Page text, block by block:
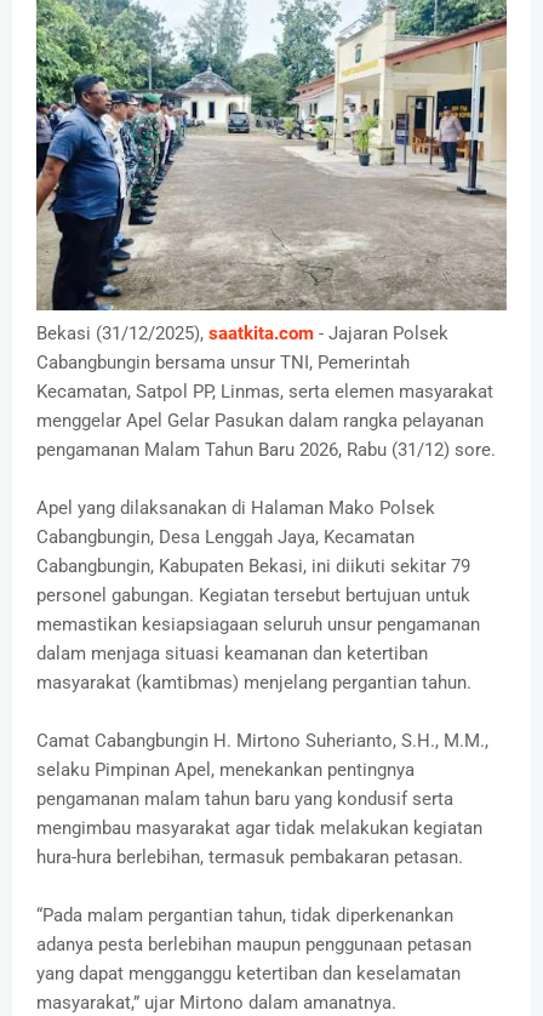
Bekasi (31/12/2025), saatkita.com - Jajaran Polsek
Cabangbungin bersama unsur TNI, Pemerintah
Kecamatan, Satpol PP, Linmas, serta elemen masyarakat
menggelar Apel Gelar Pasukan dalam rangka pelayanan
pengamanan Malam Tahun Baru 2026, Rabu (31/12) sore.
Apel yang dilaksanakan di Halaman Mako Polsek
Cabangbungin, Desa Lenggah Jaya, Kecamatan
Cabangbungin, Kabupaten Bekasi, ini diikuti sekitar 79
personel gabungan. Kegiatan tersebut bertujuan untuk
memastikan kesiapsiagaan seluruh unsur pengamanan
dalam menjaga situasi keamanan dan ketertiban
masyarakat (kamtibmas) menjelang pergantian tahun.
Camat Cabangbungin H. Mirtono Suherianto, S.H., M.M.,
selaku Pimpinan Apel, menekankan pentingnya
pengamanan malam tahun baru yang kondusif serta
mengimbau masyarakat agar tidak melakukan kegiatan
hura-hura berlebihan, termasuk pembakaran petasan.
“Pada malam pergantian tahun, tidak diperkenankan
adanya pesta berlebihan maupun penggunaan petasan
yang dapat mengganggu ketertiban dan keselamatan
masyarakat,” ujar Mirtono dalam amanatnya.